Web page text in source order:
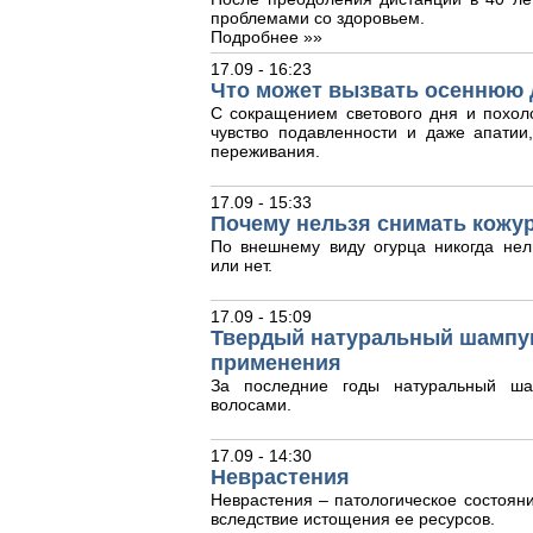
проблемами со здоровьем.
Подробнее »»
17.09 - 16:23
Что может вызвать осеннюю
С сокращением светового дня и
чувство подавленности и даже
переживания.
17.09 - 15:33
Почему нельзя снимать
По внешнему виду огурца никогда
или нет.
17.09 - 15:09
Твердый натуральный
применения
За последние годы натуральный
волосами.
17.09 - 14:30
Неврастения
Неврастения – патологическое
вследствие истощения ее ресурсов.